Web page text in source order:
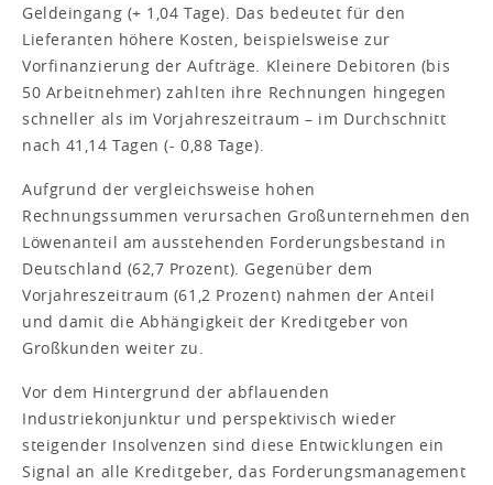
Geldeingang (+ 1,04 Tage). Das bedeutet für den
Lieferanten höhere Kosten, beispielsweise zur
Vorfinanzierung der Aufträge. Kleinere Debitoren (bis
50 Arbeitnehmer) zahlten ihre Rechnungen hingegen
schneller als im Vorjahreszeitraum – im Durchschnitt
nach 41,14 Tagen (- 0,88 Tage).
Aufgrund der vergleichsweise hohen
Rechnungssummen verursachen Großunternehmen den
Löwenanteil am ausstehenden Forderungsbestand in
Deutschland (62,7 Prozent). Gegenüber dem
Vorjahreszeitraum (61,2 Prozent) nahmen der Anteil
und damit die Abhängigkeit der Kreditgeber von
Großkunden weiter zu.
Vor dem Hintergrund der abflauenden
Industriekonjunktur und perspektivisch wieder
steigender Insolvenzen sind diese Entwicklungen ein
Signal an alle Kreditgeber, das Forderungsmanagement